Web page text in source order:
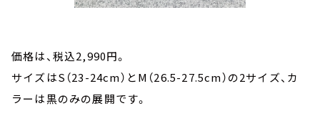
価格は、税込2,990円。
サイズはS（23-24cm）とM（26.5-27.5cm）の2サイズ、カ
ラーは黒のみの展開です。